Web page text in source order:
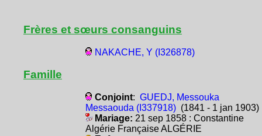
Frères et sœurs consanguins
NAKACHE, Y (I326878)
Famille
Conjoint: GUEDJ, Messouka
Messaouda (I337918)(1841 - 1 jan 1903)
Mariage: 21 sep 1858 : Constantine
Algérie Française ALGÉRIE